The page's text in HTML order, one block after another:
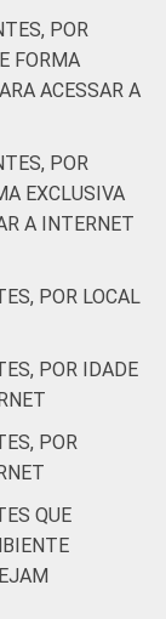
96
92
97
90
95
POR
FORMA
ACESSAR A
POR
EXCLUSIVA
A INTERNET
POR LOCAL
POR IDADE
POR
QUE